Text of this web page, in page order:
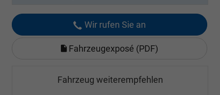
Wir rufen Sie an
Fahrzeugexposé (PDF)
Fahrzeug weiterempfehlen